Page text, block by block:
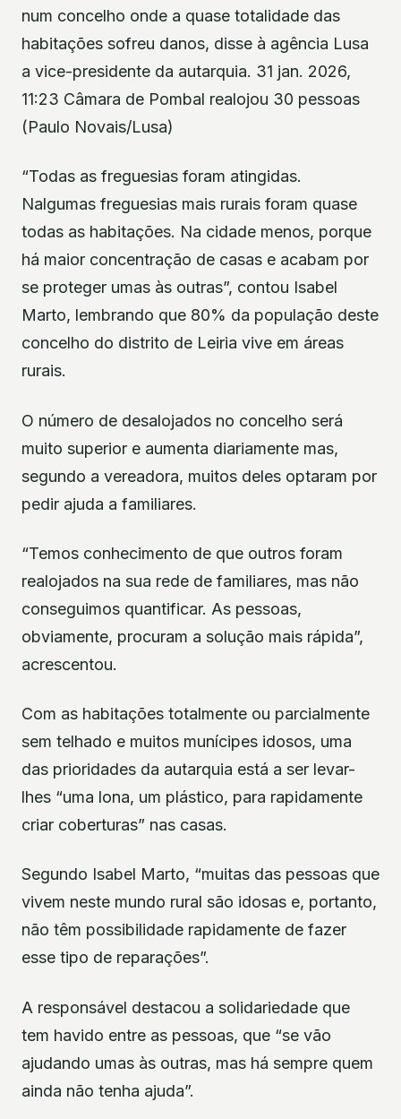
num concelho onde a quase totalidade das
habitações sofreu danos, disse à agência Lusa
a vice-presidente da autarquia. 31 jan. 2026,
11:23 Câmara de Pombal realojou 30 pessoas
(Paulo Novais/Lusa)
“Todas as freguesias foram atingidas.
Nalgumas freguesias mais rurais foram quase
todas as habitações. Na cidade menos, porque
há maior concentração de casas e acabam por
se proteger umas às outras”, contou Isabel
Marto, lembrando que 80% da população deste
concelho do distrito de Leiria vive em áreas
rurais.
O número de desalojados no concelho será
muito superior e aumenta diariamente mas,
segundo a vereadora, muitos deles optaram por
pedir ajuda a familiares.
“Temos conhecimento de que outros foram
realojados na sua rede de familiares, mas não
conseguimos quantificar. As pessoas,
obviamente, procuram a solução mais rápida”,
acrescentou.
Com as habitações totalmente ou parcialmente
sem telhado e muitos munícipes idosos, uma
das prioridades da autarquia está a ser levar-
lhes “uma lona, um plástico, para rapidamente
criar coberturas” nas casas.
Segundo Isabel Marto, “muitas das pessoas que
vivem neste mundo rural são idosas e, portanto,
não têm possibilidade rapidamente de fazer
esse tipo de reparações”.
A responsável destacou a solidariedade que
tem havido entre as pessoas, que “se vão
ajudando umas às outras, mas há sempre quem
ainda não tenha ajuda”.